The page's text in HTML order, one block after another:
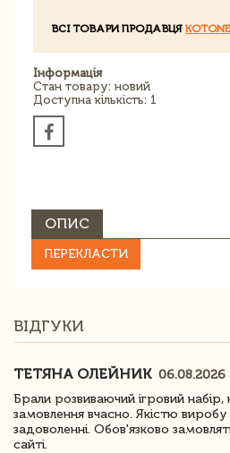
ВСІ ТОВАРИ ПРОДАВЦЯ
Інформація
Стан товару: новий
Доступна кількість: 1
ОПИС
ПЕРЕКЛАСТИ
ВІДГУКИ
ТЕТЯНА ОЛЕЙНИК 06.08.2026
Брали розвиваючий ігровий
замовлення вчасно. Якістю
задоволенні. Обов'язково
сайті.